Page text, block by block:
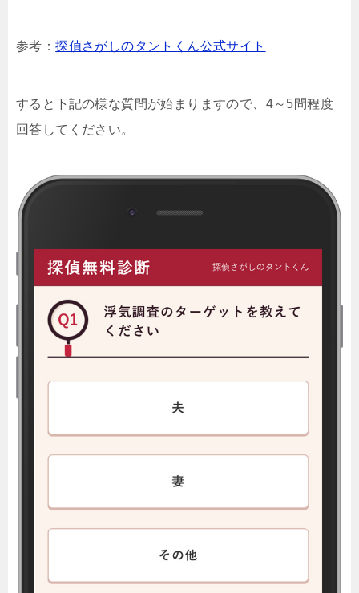
参考：探偵さがしのタントくん公式サイト
すると下記の様な質問が始まりますので、4～5問程度
回答してください。